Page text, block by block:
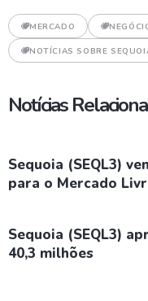
MERCADO
NOTÍCIAS SOBRE
Notícias
Sequoia (SEQL3)
para o Mercado
Sequoia (SEQL3)
40,3 milhões